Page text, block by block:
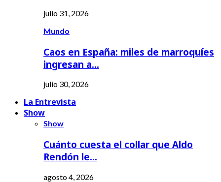
julio 31, 2026
Mundo
Caos en España: miles de marroquíes
ingresan a…
julio 30, 2026
La Entrevista
Show
Show
Cuánto cuesta el collar que Aldo
Rendón le…
agosto 4, 2026